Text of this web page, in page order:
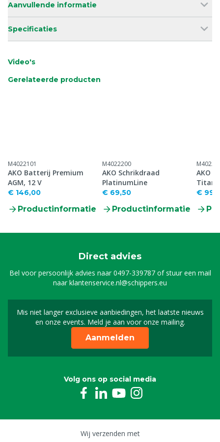
Aanvullende informatie
Specificaties
Video's
Gerelateerde producten
M4022101
AKO Batterij Premium
AGM, 12 V
€ 146,00
Productinformatie
M4022200
AKO Schrikdraad
PlatinumLine
€ 69,50
Productinformatie
AKO
€
Direct advies
Bel voor persoonlijk advies naar0497-339787of stuur een mail
naarklantenservice.nl@schippers.eu
Mis niet langer exclusieve aanbiedingen, het laatste nieuws
en onze events. Meld je aan voor onze mailing.
Schrijf je in voor onze
Aanmelden
Volg ons op social media
Wij verzenden met